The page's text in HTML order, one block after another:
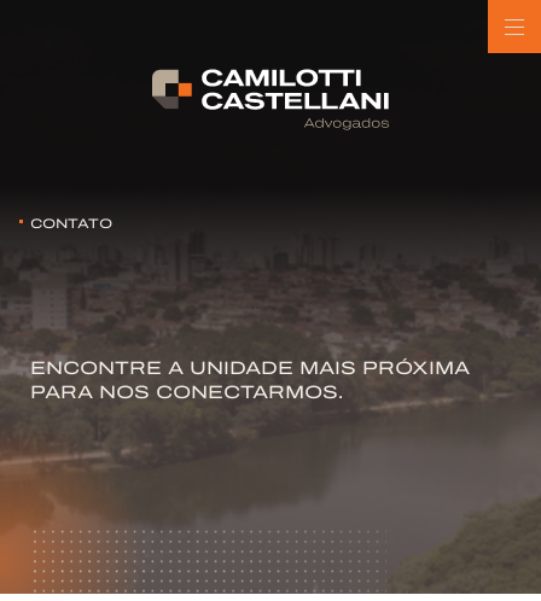
CONTATO
ENCONTRE A UNIDADE MAIS PRÓXIMA
PARA NOS CONECTARMOS.